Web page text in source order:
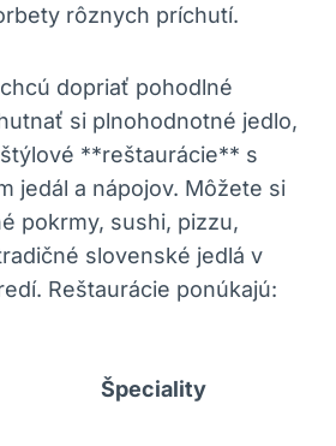
rôznych príchutí.
dopriať pohodlné
si plnohodnotné jedlo,
**reštaurácie** s
jedál a nápojov. Môžete si
pokrmy, sushi, pizzu,
slovenské jedlá v
Reštaurácie ponúkajú:
Špeciality